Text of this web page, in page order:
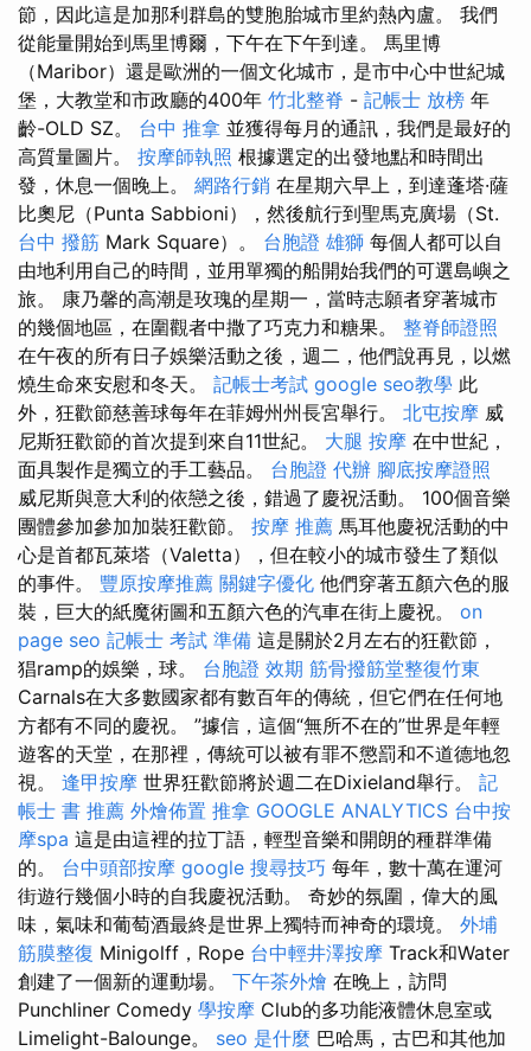
節，因此這是加那利群島的雙胞胎城市里約熱內盧。 我們
從能量開始到馬里博爾，下午在下午到達。 馬里博
（Maribor）還是歐洲的一個文化城市，是市中心中世紀城
堡，大教堂和市政廳的400年 竹北整脊 - 記帳士 放榜 年
齡-OLD SZ。 台中 推拿 並獲得每月的通訊，我們是最好的
高質量圖片。 按摩師執照 根據選定的出發地點和時間出
發，休息一個晚上。 網路行銷 在星期六早上，到達蓬塔·薩
比奧尼（Punta Sabbioni），然後航行到聖馬克廣場（St.
台中 撥筋 Mark Square）。 台胞證 雄獅 每個人都可以自
由地利用自己的時間，並用單獨的船開始我們的可選島嶼之
旅。 康乃馨的高潮是玫瑰的星期一，當時志願者穿著城市
的幾個地區，在圍觀者中撒了巧克力和糖果。 整脊師證照
在午夜的所有日子娛樂活動之後，週二，他們說再見，以燃
燒生命來安慰和冬天。 記帳士考試 google seo教學 此
外，狂歡節慈善球每年在菲姆州州長宮舉行。 北屯按摩 威
尼斯狂歡節的首次提到來自11世紀。 大腿 按摩 在中世紀，
面具製作是獨立的手工藝品。 台胞證 代辦 腳底按摩證照
威尼斯與意大利的依戀之後，錯過了慶祝活動。 100個音樂
團體參加參加加裝狂歡節。 按摩 推薦 馬耳他慶祝活動的中
心是首都瓦萊塔（Valetta），但在較小的城市發生了類似
的事件。 豐原按摩推薦 關鍵字優化 他們穿著五顏六色的服
裝，巨大的紙魔術圖和五顏六色的汽車在街上慶祝。 on
page seo 記帳士 考試 準備 這是關於2月左右的狂歡節，
猖ramp的娛樂，球。 台胞證 效期 筋骨撥筋堂整復竹東
Carnals在大多數國家都有數百年的傳統，但它們在任何地
方都有不同的慶祝。 ”據信，這個“無所不在的”世界是年輕
遊客的天堂，在那裡，傳統可以被有罪不懲罰和不道德地忽
視。 逢甲按摩 世界狂歡節將於週二在Dixieland舉行。 記
帳士 書 推薦 外燴佈置 推拿 GOOGLE ANALYTICS 台中按
摩spa 這是由這裡的拉丁語，輕型音樂和開朗的種群準備
的。 台中頭部按摩 google 搜尋技巧 每年，數十萬在運河
街遊行幾個小時的自我慶祝活動。 奇妙的氛圍，偉大的風
味，氣味和葡萄酒最終是世界上獨特而神奇的環境。 外埔
筋膜整復 Minigolff，Rope 台中輕井澤按摩 Track和Water
創建了一個新的運動場。 下午茶外燴 在晚上，訪問
Punchliner Comedy 學按摩 Club的多功能液體休息室或
Limelight-Balounge。 seo 是什麼 巴哈馬，古巴和其他加